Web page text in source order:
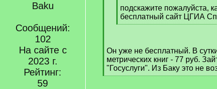
Baku
Сообщений:
102
На сайте с
2023 г.
Рейтинг:
59
q
]
подскажите пожалуйста,
бесплатный сайт ЦГИА
[
]
Он уже не бесплатный. В
метрических книг - 77 руб.
"Госуслуги". Из Баку это не
[